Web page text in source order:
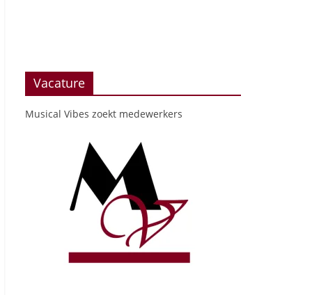
Vacature
Musical Vibes zoekt medewerkers